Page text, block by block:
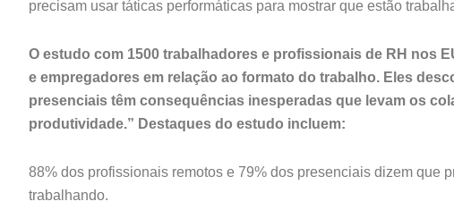
precisam usar táticas performáticas para mostrar que estão
O estudo com 1500 trabalhadores e profissionais de RH nos
e empregadores em relação ao formato do trabalho. Eles
presenciais têm consequências inesperadas que levam os
produtividade.” Destaques do estudo incluem:
88% dos profissionais remotos e 79% dos presenciais dizem que
trabalhando.